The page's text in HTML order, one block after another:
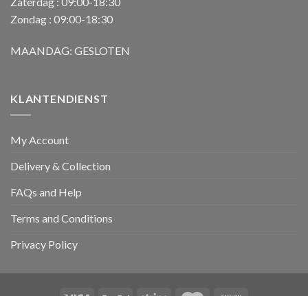
Zondag : 09:00-18:30
MAANDAG: GESLOTEN
KLANTENDIENST
My Account
Delivery & Collection
FAQs and Help
Terms and Conditions
Privacy Policy